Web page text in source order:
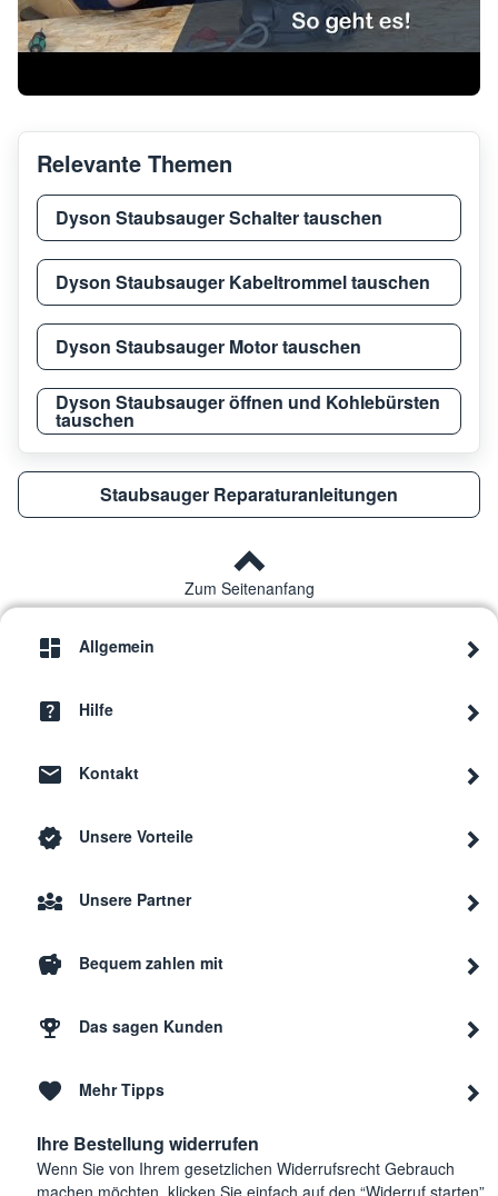
Relevante Themen
Dyson Staubsauger Schalter tauschen
Dyson Staubsauger Kabeltrommel tauschen
Dyson Staubsauger Motor tauschen
Dyson Staubsauger öffnen und Kohlebürsten
tauschen
Staubsauger Reparaturanleitungen
Zum Seitenanfang
Allgemein
Hilfe
Kontakt
Unsere Vorteile
Unsere Partner
Bequem zahlen mit
Das sagen Kunden
Mehr Tipps
Ihre Bestellung widerrufen
Wenn Sie von Ihrem gesetzlichen Widerrufsrecht Gebrauch
machen möchten, klicken Sie einfach auf den “Widerruf starten”